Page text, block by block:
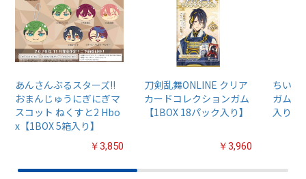
あんさんぶるスターズ!!
おまんじゅうにぎにぎマ
スコット ねくすと2 Hbo
x【1BOX 5箱入り】
￥3,850
刀剣乱舞ONLINE クリア
カードコレクションガム
【1BOX 18パック入り】
￥3,960
ちいか
ガム4
入り】